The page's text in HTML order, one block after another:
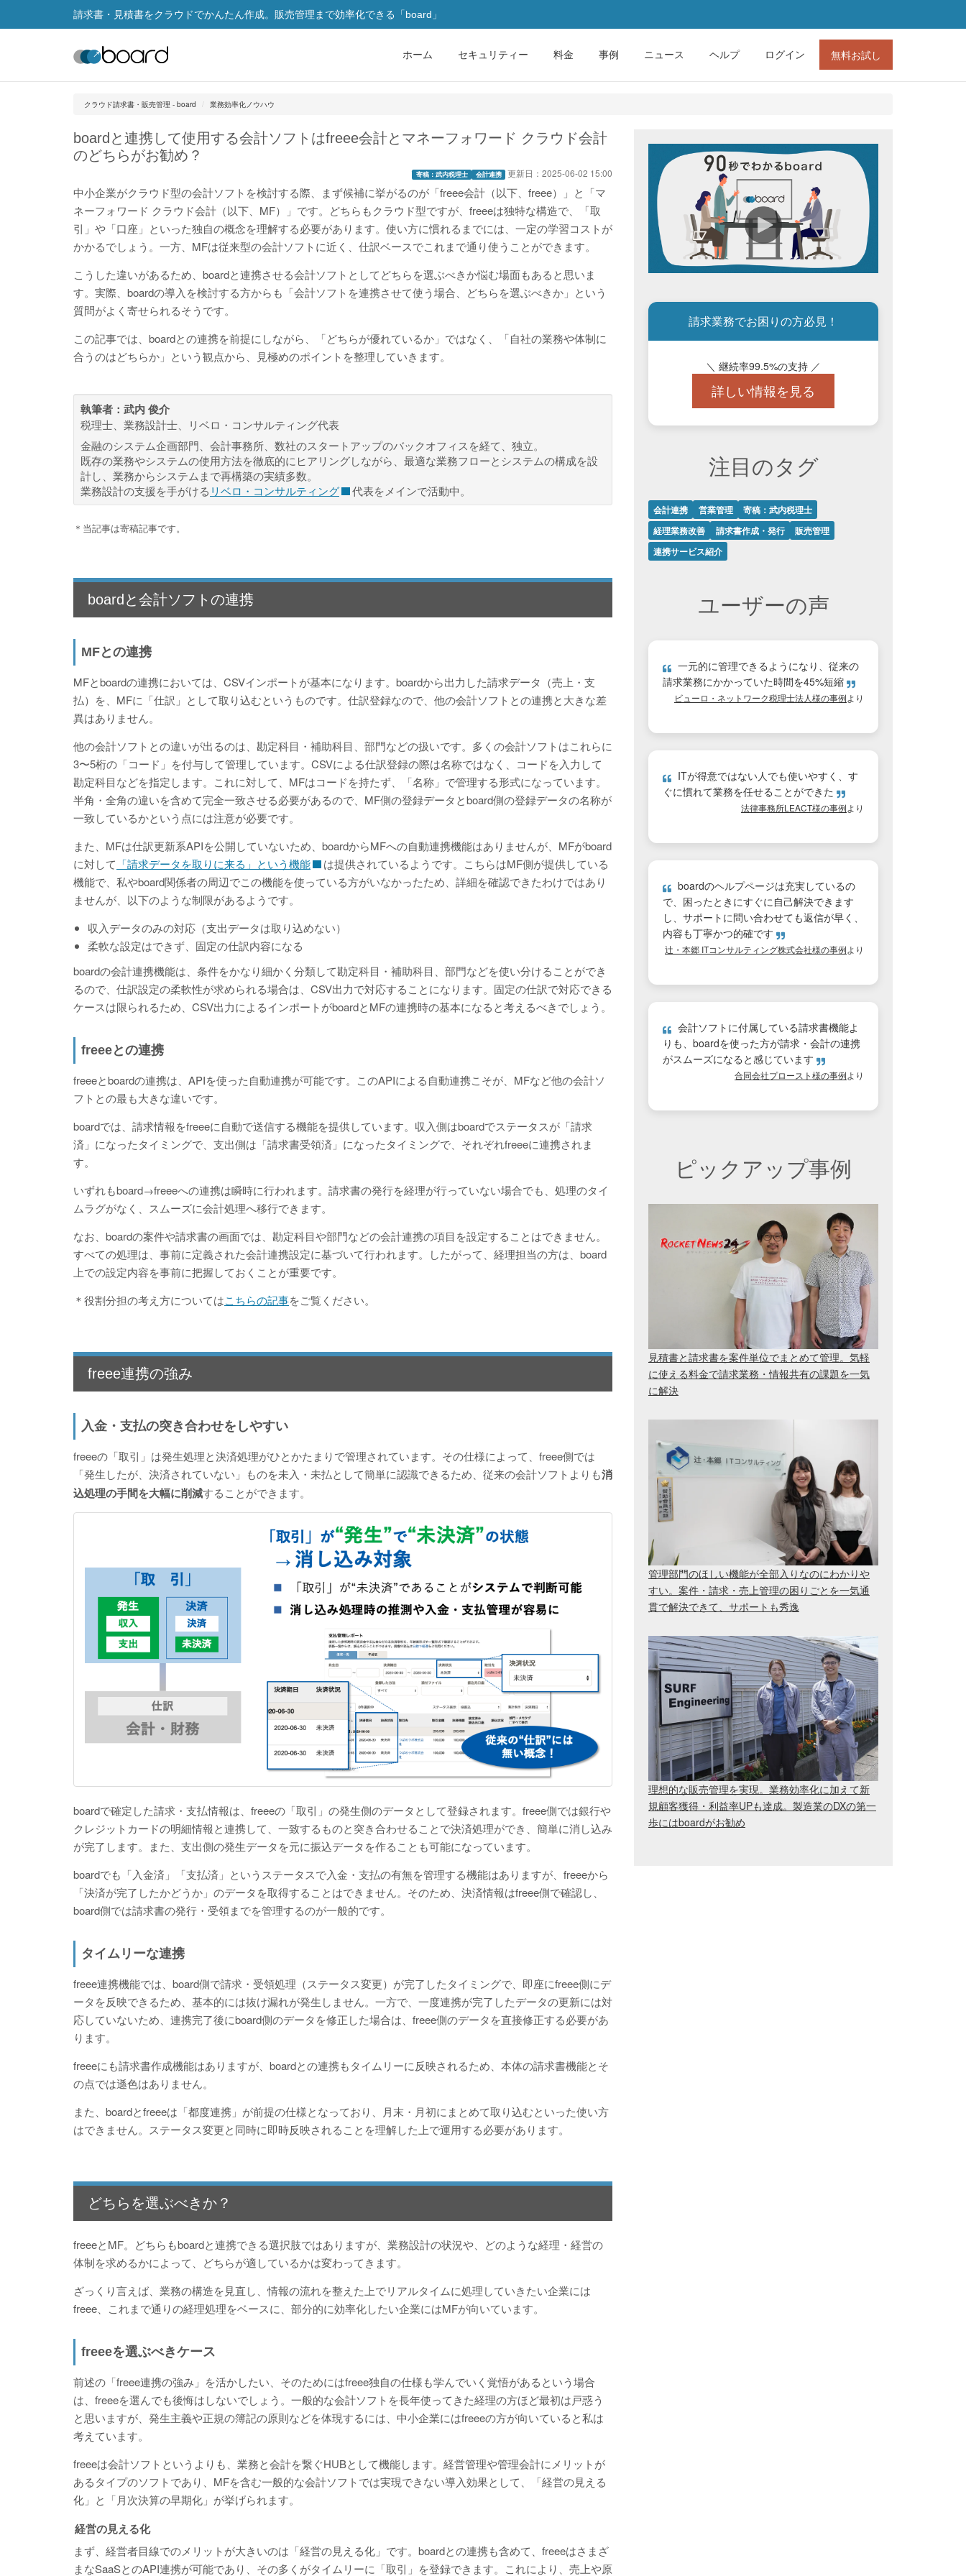
請求書・見積書をクラウドでかんたん作成。販売管理まで効率化できる「board」
ホーム セキュリティー 料金 事例 ニュース ヘルプ ログイン 無料お試し
クラウド請求書・販売管理 - board 業務効率化ノウハウ
boardと連携して使用する会計ソフトはfreee会計とマネーフォワード クラウド会計
のどちらがお勧め？
寄稿：武内税理士 会計連携 更新日： 2025-06-02 15:00
中小企業がクラウド型の会計ソフトを検討する際、まず候補に挙がるのが「freee会計（以下、freee）」と「マ
ネーフォワード クラウド会計（以下、MF）」です。どちらもクラウド型ですが、freeeは独特な構造で、「取
引」や「口座」といった独自の概念を理解する必要があります。使い方に慣れるまでには、一定の学習コストが
かかるでしょう。一方、MFは従来型の会計ソフトに近く、仕訳ベースでこれまで通り使うことができます。
こうした違いがあるため、boardと連携させる会計ソフトとしてどちらを選ぶべきか悩む場面もあると思いま
す。実際、boardの導入を検討する方からも「会計ソフトを連携させて使う場合、どちらを選ぶべきか」という
質問がよく寄せられるそうです。
この記事では、boardとの連携を前提にしながら、「どちらが優れているか」ではなく、「自社の業務や体制に
合うのはどちらか」という観点から、見極めのポイントを整理していきます。
執筆者： 武内 俊介
税理士、業務設計士、リベロ・コンサルティング代表
金融のシステム企画部門、会計事務所、数社のスタートアップのバックオフィスを経て、独立。
既存の業務やシステムの使用方法を徹底的にヒアリングしながら、最適な業務フローとシステムの構成を設
計し、業務からシステムまで再構築の実績多数。
業務設計の支援を手がける リベロ・コンサルティング 代表をメインで活動中。
＊当記事は寄稿記事です。
boardと会計ソフトの連携
MFとの連携
MFとboardの連携においては、CSVインポートが基本になります。boardから出力した請求データ（売上・支
払）を、MFに「仕訳」として取り込むというものです。仕訳登録なので、他の会計ソフトとの連携と大きな差
異はありません。
他の会計ソフトとの違いが出るのは、勘定科目・補助科目、部門などの扱いです。多くの会計ソフトはこれらに
3〜5桁の「コード」を付与して管理しています。CSVによる仕訳登録の際は名称ではなく、コードを入力して
勘定科目などを指定します。これに対して、MFはコードを持たず、「名称」で管理する形式になっています。
半角・全角の違いを含めて完全一致させる必要があるので、MF側の登録データとboard側の登録データの名称が
一致しているかという点には注意が必要です。
また、MFは仕訳更新系APIを公開していないため、boardからMFへの自動連携機能はありませんが、MFがboard
に対して 「請求データを取りに来る」という機能
は提供されているようです。こちらはMF側が提供している
機能で、私やboard関係者の周辺でこの機能を使っている方がいなかったため、詳細を確認できたわけではあり
ませんが、以下のような制限があるようです。
収入データのみの対応（支出データは取り込めない）
柔軟な設定はできず、固定の仕訳内容になる
boardの会計連携機能は、条件をかなり細かく分類して勘定科目・補助科目、部門などを使い分けることができ
るので、仕訳設定の柔軟性が求められる場合は、CSV出力で対応することになります。固定の仕訳で対応できる
ケースは限られるため、CSV出力によるインポートがboardとMFの連携時の基本になると考えるべきでしょう。
freeeとの連携
freeeとboardの連携は、APIを使った自動連携が可能です。このAPIによる自動連携こそが、MFなど他の会計ソ
フトとの最も大きな違いです。
boardでは、請求情報をfreeeに自動で送信する機能を提供しています。収入側はboardでステータスが「請求
済」になったタイミングで、支出側は「請求書受領済」になったタイミングで、それぞれfreeeに連携されま
す。
いずれもboard→freeeへの連携は瞬時に行われます。請求書の発行を経理が行っていない場合でも、処理のタイ
ムラグがなく、スムーズに会計処理へ移行できます。
なお、boardの案件や請求書の画面では、勘定科目や部門などの会計連携の項目を設定することはできません。
すべての処理は、事前に定義された会計連携設定に基づいて行われます。したがって、経理担当の方は、board
上での設定内容を事前に把握しておくことが重要です。
＊役割分担の考え方についてはこちらの記事をご覧ください。
freee連携の強み
入金・支払の突き合わせをしやすい
freeeの「取引」は発生処理と決済処理がひとかたまりで管理されています。その仕様によって、freee側では
「発生したが、決済されていない」ものを未入・未払として簡単に認識できるため、従来の会計ソフトよりも消
込処理の手間を大幅に削減することができます。
boardで確定した請求・支払情報は、freeeの「取引」の発生側のデータとして登録されます。freee側では銀行や
クレジットカードの明細情報と連携して、一致するものと突き合わせることで決済処理ができ、簡単に消し込み
が完了します。また、支出側の発生データを元に振込データを作ることも可能になっています。
boardでも「入金済」「支払済」というステータスで入金・支払の有無を管理する機能はありますが、freeeから
「決済が完了したかどうか」のデータを取得することはできません。そのため、決済情報はfreee側で確認し、
board側では請求書の発行・受領までを管理するのが一般的です。
タイムリーな連携
freee連携機能では、board側で請求・受領処理（ステータス変更）が完了したタイミングで、即座にfreee側にデ
ータを反映できるため、基本的には抜け漏れが発生しません。一方で、一度連携が完了したデータの更新には対
応していないため、連携完了後にboard側のデータを修正した場合は、freee側のデータを直接修正する必要があ
ります。
freeeにも請求書作成機能はありますが、boardとの連携もタイムリーに反映されるため、本体の請求書機能とそ
の点では遜色はありません。
また、boardとfreeeは「都度連携」が前提の仕様となっており、月末・月初にまとめて取り込むといった使い方
はできません。ステータス変更と同時に即時反映されることを理解した上で運用する必要があります。
どちらを選ぶべきか？
freeeとMF。どちらもboardと連携できる選択肢ではありますが、業務設計の状況や、どのような経理・経営の
体制を求めるかによって、どちらが適しているかは変わってきます。
ざっくり言えば、業務の構造を見直し、情報の流れを整えた上でリアルタイムに処理していきたい企業には
freee、これまで通りの経理処理をベースに、部分的に効率化したい企業にはMFが向いています。
freeeを選ぶべきケース
前述の「freee連携の強み」を活かしたい、そのためにはfreee独自の仕様も学んでいく覚悟があるという場合
は、freeeを選んでも後悔はしないでしょう。一般的な会計ソフトを長年使ってきた経理の方ほど最初は戸惑う
と思いますが、発生主義や正規の簿記の原則などを体現するには、中小企業にはfreeeの方が向いていると私は
考えています。
freeeは会計ソフトというよりも、業務と会計を繋ぐHUBとして機能します。経営管理や管理会計にメリットが
あるタイプのソフトであり、MFを含む一般的な会計ソフトでは実現できない導入効果として、「経営の見える
化」と「月次決算の早期化」が挙げられます。
経営の見える化
まず、経営者目線でのメリットが大きいのは「経営の見える化」です。boardとの連携も含めて、freeeはさまざ
まなSaaSとのAPI連携が可能であり、その多くがタイムリーに「取引」を登録できます。これにより、売上や原
請求業務でお困りの方必見！
＼ 継続率99.5%の支持 ／
詳しい情報を見る
注目のタグ
会計連携 営業管理
寄稿：武内税理士
経理業務改善
請求書作成・発行
販売管理
連携サービス紹介
ユーザーの声
一元的に管理できるようになり、従来の
請求業務にかかっていた時間を45%短縮
ビューロ・ネットワーク税理士法人様の事例より
ITが得意ではない人でも使いやすく、す
ぐに慣れて業務を任せることができた
法律事務所LEACT様の事例より
boardのヘルプページは充実しているの
で、困ったときにすぐに自己解決できます
し、サポートに問い合わせても返信が早く、
内容も丁寧かつ的確です
辻・本郷 ITコンサルティング株式会社様の事例より
会計ソフトに付属している請求書機能よ
りも、boardを使った方が請求・会計の連携
がスムーズになると感じています
合同会社プロースト様の事例より
ピックアップ事例
見積書と請求書を案件単位でまとめて管理。気軽
に使える料金で請求業務・情報共有の課題を一気
に解決
管理部門のほしい機能が全部入りなのにわかりや
すい。案件・請求・売上管理の困りごとを一気通
貫で解決できて、サポートも秀逸
理想的な販売管理を実現。業務効率化に加えて新
規顧客獲得・利益率UPも達成。製造業のDXの第一
歩にはboardがお勧め